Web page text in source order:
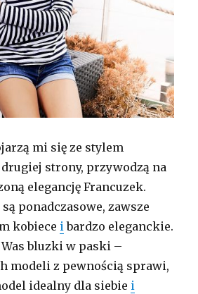
mi się ze stylem
strony, przywodzą na
elegancję Francuzek.
ponadczasowe, zawsze
kobiece ibardzo eleganckie.
bluzki w paski –
modeli z pewnością sprawi,
idealny dla siebie i